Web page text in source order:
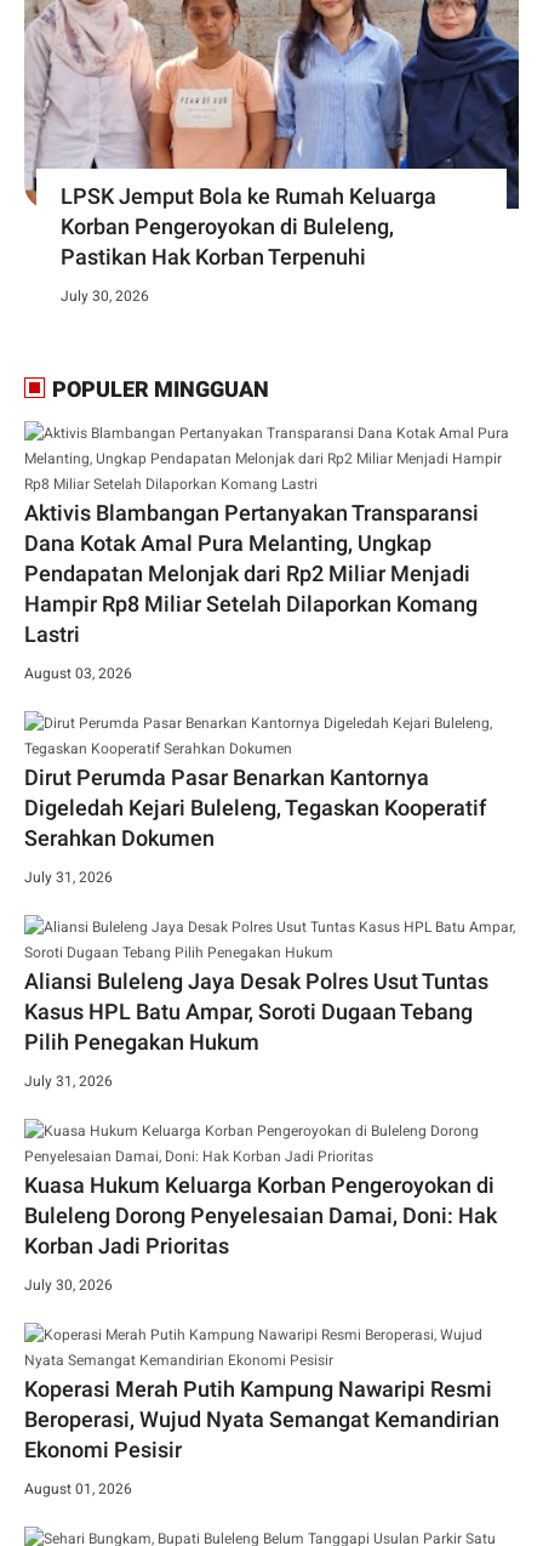
LPSK Jemput Bola ke Rumah Keluarga
Korban Pengeroyokan di Buleleng,
Pastikan Hak Korban Terpenuhi
July 30, 2026
POPULER MINGGUAN
Aktivis Blambangan Pertanyakan Transparansi
Dana Kotak Amal Pura Melanting, Ungkap
Pendapatan Melonjak dari Rp2 Miliar Menjadi
Hampir Rp8 Miliar Setelah Dilaporkan Komang
Lastri
August 03, 2026
Dirut Perumda Pasar Benarkan Kantornya
Digeledah Kejari Buleleng, Tegaskan Kooperatif
Serahkan Dokumen
July 31, 2026
Aliansi Buleleng Jaya Desak Polres Usut Tuntas
Kasus HPL Batu Ampar, Soroti Dugaan Tebang
Pilih Penegakan Hukum
July 31, 2026
Kuasa Hukum Keluarga Korban Pengeroyokan di
Buleleng Dorong Penyelesaian Damai, Doni: Hak
Korban Jadi Prioritas
July 30, 2026
Koperasi Merah Putih Kampung Nawaripi Resmi
Beroperasi, Wujud Nyata Semangat Kemandirian
Ekonomi Pesisir
August 01, 2026